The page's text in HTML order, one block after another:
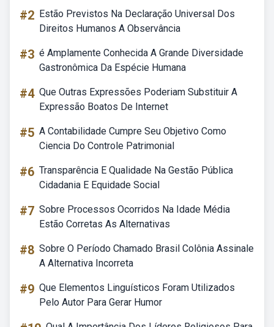
#2 Estão Previstos Na Declaração Universal Dos
Direitos Humanos A Observância
#3 é Amplamente Conhecida A Grande Diversidade
Gastronômica Da Espécie Humana
#4 Que Outras Expressões Poderiam Substituir A
Expressão Boatos De Internet
#5 A Contabilidade Cumpre Seu Objetivo Como
Ciencia Do Controle Patrimonial
#6 Transparência E Qualidade Na Gestão Pública
Cidadania E Equidade Social
#7 Sobre Processos Ocorridos Na Idade Média
Estão Corretas As Alternativas
#8 Sobre O Período Chamado Brasil Colônia Assinale
A Alternativa Incorreta
#9 Que Elementos Linguísticos Foram Utilizados
Pelo Autor Para Gerar Humor